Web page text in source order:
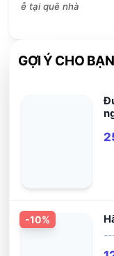
ễ tại quê nhà
GỢI Ý CHO BẠN
-10%